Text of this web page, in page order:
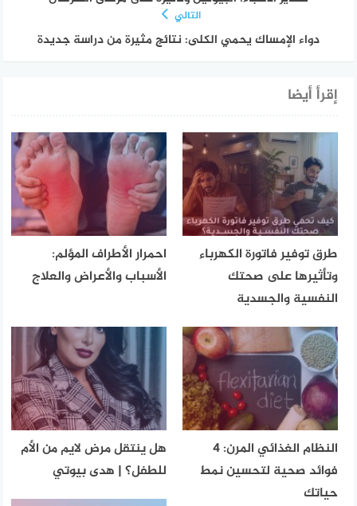
التالي
دواء الإمساك يحمي الكلى: نتائج مثيرة من دراسة جديدة
إقرأ أيضا
طرق توفير فاتورة الكهرباء
وتأثيرها على صحتك
النفسية والجسدية
احمرار الأطراف المؤلم:
الأسباب والأعراض والعلاج
النظام الغذائي المرن: 4
فوائد صحية لتحسين نمط
حياتك
هل ينتقل مرض لايم من الأم
للطفل؟ | هدى بيوتي